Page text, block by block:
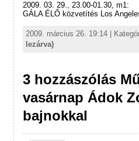
2009. 03. 29., 23.00-01.30, m1:
GÁLA ÉLŐ közvetítés Los
2009. március 26. 19:14 |
lezárva)
3 hozzászólás
vasárnap Ádok
bajnokkal